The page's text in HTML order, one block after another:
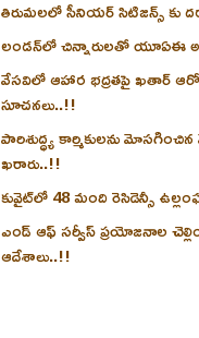
తిరుమలలో సీనియర్ సిటిజన్స్ కు
లండన్‌లో చిన్నారులతో యూఏఈ
వేసవిలో ఆహార భద్రతపై ఖతార్
సూచనలు..!!
పారిశుద్ధ్య కార్మికులను మోసగించిన
ఖరారు..!!
కువైట్‌లో 48 మంది రెసిడెన్సీ
ఎండ్ ఆఫ్ సర్వీస్ ప్రయోజనాల
ఆదేశాలు..!!